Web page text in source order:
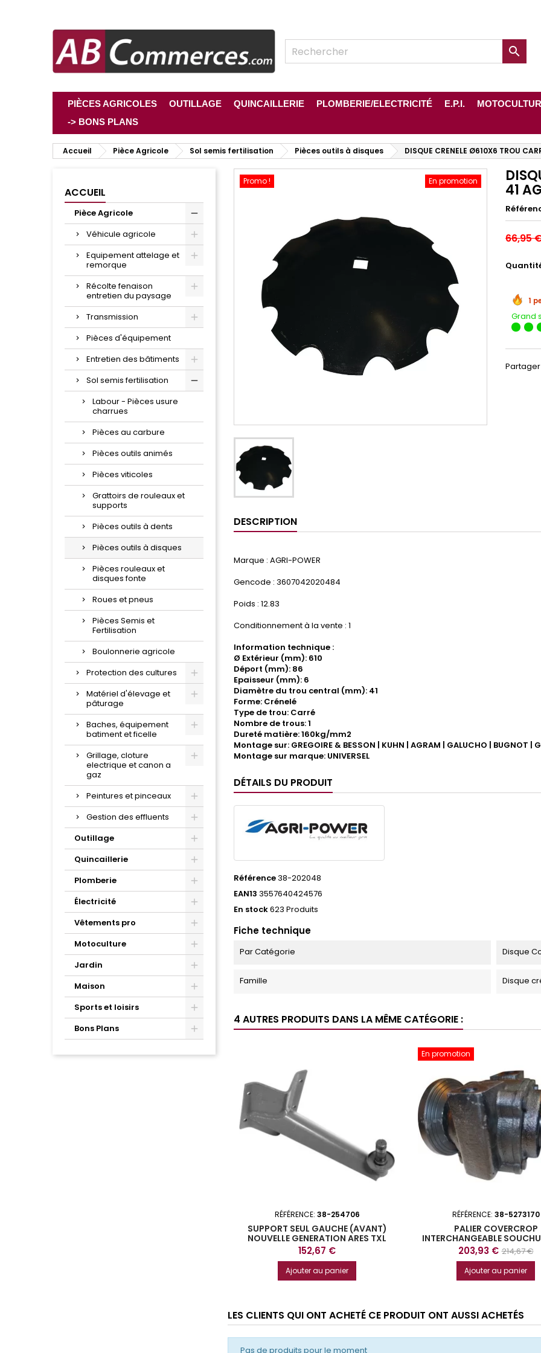

PIÈCES AGRICOLES OUTILLAGE QUINCAILLERIE PLOMBERIE/ELECTRICITÉ E.P.I.
-> BONS PLANS
Accueil Pièce Agricole Sol semis fertilisation Pièces outils à disques DISQUE CRENELE Ø610X6 TROU
ACCUEIL
Pièce Agricole
Véhicule agricole
Equipement attelage et
remorque
Récolte fenaison
entretien du paysage
Transmission
Pièces d'équipement
Entretien des bâtiments
Sol semis fertilisation
Labour - Pièces usure
charrues
Pièces au carbure
Pièces outils animés
Pièces viticoles
Grattoirs de rouleaux et
supports
Pièces outils à dents
Pièces outils à disques
Pièces rouleaux et
disques fonte
Roues et pneus
Pièces Semis et
Fertilisation
Boulonnerie agricole
Protection des cultures
Matériel d'élevage et
pâturage
Baches, équipement
batiment et ficelle
Grillage, cloture
electrique et canon a
gaz
Peintures et pinceaux
Gestion des effluents
Outillage
Quincaillerie
Plomberie
Électricité
Vêtements pro
Motoculture
Jardin
Maison
Sports et loisirs
Bons Plans
Promo ! En promotion 41
66,95
1
Grand
Partager
DESCRIPTION
Marque : AGRI-POWER
Gencode : 3607042020484
Poids : 12.83
Conditionnement à la vente : 1
Information technique :
Ø Extérieur (mm): 610
Déport (mm): 86
Epaisseur (mm): 6
Diamètre du trou central (mm): 41
Forme: Crénelé
Type de trou: Carré
Nombre de trous: 1
Dureté matière: 160kg/mm2
Montage sur: GREGOIRE & BESSON | KUHN | AGRAM | GALUCHO | BUGNOT |
Montage sur marque: UNIVERSEL
DÉTAILS DU PRODUIT
Référence38-202048
EAN13 3557640424576
En stock623 Produits
Fiche technique
Par Catégorie Disque
Famille Disque
4 AUTRES PRODUITS DANS LA MÊME CATÉGORIE :
RÉFÉRENCE: 38-254706
SUPPORT SEUL GAUCHE (AVANT)
NOUVELLE GENERATION ARES TXL
Prix
152,67 €
Ajouter au panier
En promotion
RÉFÉRENCE: 38-5273170
PALIER COVERCROP
INTERCHANGEABLE
Prix
203,93 € Prix
de
base
214,67 €
Ajouter au panier
LES CLIENTS QUI ONT ACHETÉ CE PRODUIT ONT AUSSI ACHETÉS
Pas de produits pour le moment